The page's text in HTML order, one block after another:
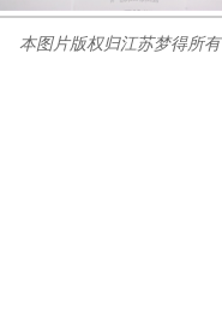
本图片版权归江苏梦得所有